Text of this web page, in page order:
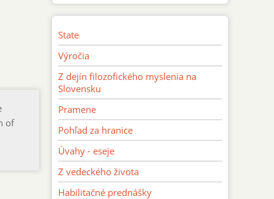
of
State
Výročia
Z dejín filozofického myslenia na
Slovensku
Pramene
Pohľad za hranice
Úvahy - eseje
Z vedeckého života
Habilitačné prednášky